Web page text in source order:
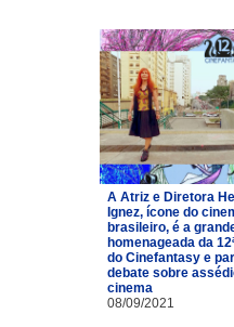
A Atriz e Diretora
Ignez, ícone do
brasileiro, é a
homenageada da
do Cinefantasy e
debate sobre
cinema
08/09/2021